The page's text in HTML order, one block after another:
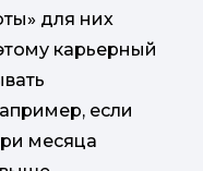
для них
карьерный
если
месяца